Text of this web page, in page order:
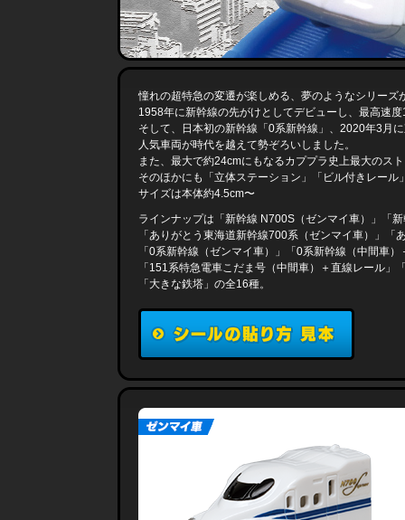
憧れの超特急の変遷が楽しめる、夢のようなシリーズ
1958年に新幹線の先がけとしてデビューし、最高速
そして、日本初の新幹線「0系新幹線」、2020年3月
人気車両が時代を越えて勢ぞろいしました。
また、最大で約24cmにもなるカププラ史上最大のス
そのほかにも「立体ステーション」「ビル付きレー
サイズは本体約4.5cm〜
ラインナップは「新幹線 N700S（ゼンマイ車）」「
「ありがとう東海道新幹線700系（ゼンマイ車）」
「0系新幹線（ゼンマイ車）」「0系新幹線（中間車
「151系特急電車こだま号（中間車）＋直線レール
「大きな鉄塔」の全16種。